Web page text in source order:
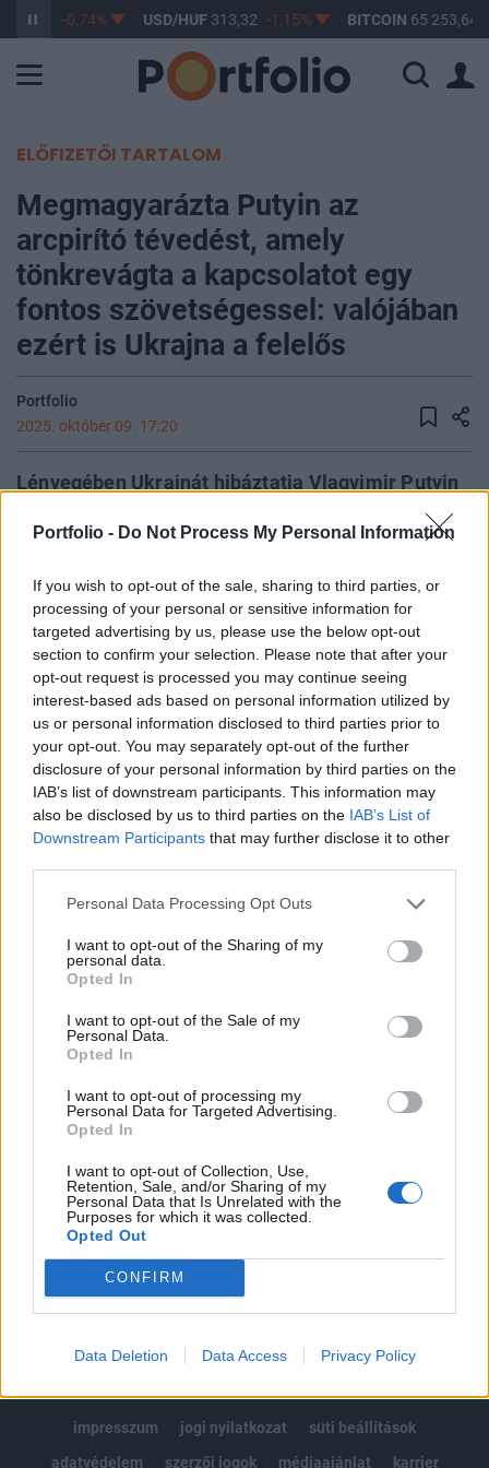
Portfolio - Do Not Process My Personal Information
If you wish to opt-out of the sale, sharing to third parties, or
processing of your personal or sensitive information for
targeted advertising by us, please use the below opt-out
section to confirm your selection. Please note that after your
opt-out request is processed you may continue seeing
interest-based ads based on personal information utilized by
us or personal information disclosed to third parties prior to
your opt-out. You may separately opt-out of the further
disclosure of your personal information by third parties on the
IAB’s list of downstream participants. This information may
also be disclosed by us to third parties on the IAB’s List of
Downstream Participants that may further disclose it to other
Personal Data Processing Opt Outs
I want to opt-out of the Sharing of my
personal data.
Opted In
I want to opt-out of the Sale of my
Personal Data.
Opted In
I want to opt-out of processing my
Personal Data for Targeted Advertising.
Opted In
I want to opt-out of Collection, Use,
Retention, Sale, and/or Sharing of my
Personal Data that Is Unrelated with the
Purposes for which it was collected.
Opted Out
CONFIRM
Data Deletion Data Access Privacy Policy
362,69 -0,74% USD/HUF313,32 -1,15% BITCOIN 65 253,64
ELŐFIZETŐI TARTALOM
Megmagyarázta Putyin az
arcpirító tévedést, amely
tönkrevágta a kapcsolatot egy
fontos szövetségessel: valójában
ezért is Ukrajna a felelős
Portfolio
2025. október 09. 17:20
Lényegében Ukrajnát hibáztatja Vlagyimir Putyin
néhány hónapja lelőtt egy azerbajdzsáni
Baku és Moszkva viszonya.
Ma személyesen találkozott egymással Putyin és Ilham
Alijev, Azerbajdzsán elnöke. A beszélgetés során az első
téma amit megvitattak egy tavaly decemberi incidens volt,
mely során az orosz légvédelem lelőtt Kazahsztán fölött
egy azerbajdzsáni utasszállító repülőgépet. Putyin elnök
ismét elnézést kért és részvétét fejezte ki a tragédia
áldozatainak, ugyanakkor hozzátette:...
KEDVES OLVASÓNK!
A keresett cikk a portfolio.hu hírarchívumához
tartozik, melynek olvasása előfizetéses
regisztrációhoz kötött.
Portfolio.hu teljes cikkarchívum
Kötéslisták: BÉT elmúlt 2 év napon belüli
kötéslistái
MÁR ELŐFIZETŐNK VAGY?BEJELENTKEZÉS
© 2026 Portfolio
impresszum
jogi nyilatkozat
süti beállítások
adatvédelem
szerzői jogok médiaajánlat karrier